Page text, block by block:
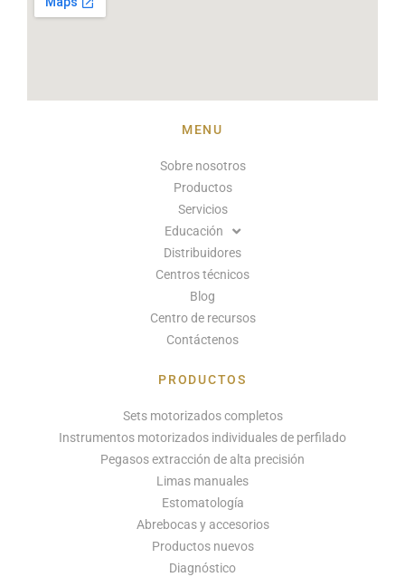
MENU
Sobre nosotros
Productos
Servicios
Educación
Distribuidores
Centros técnicos
Blog
Centro de recursos
Contáctenos
PRODUCTOS
Sets motorizados completos
Instrumentos motorizados individuales de perfilado
Pegasos extracción de alta precisión
Limas manuales
Estomatología
Abrebocas y accesorios
Productos nuevos
Diagnóstico